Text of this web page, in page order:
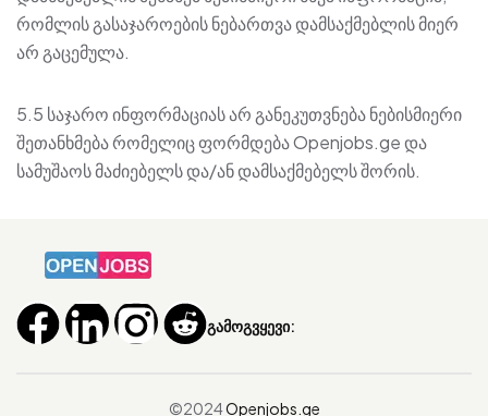
რომლის გასაჯაროების ნებართვა დამსაქმებლის მიერ
არ გაცემულა.
5.5 საჯარო ინფორმაციას არ განეკუთვნება ნებისმიერი
შეთანხმება რომელიც ფორმდება Openjobs.ge და
სამუშაოს მაძიებელს და/ან დამსაქმებელს შორის.
გამოგვყევი:
©2024Openjobs.ge